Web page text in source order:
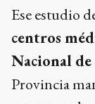
Ese estudio
centros
Nacional
Provincia